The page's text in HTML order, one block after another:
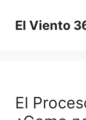
contenido
El Viento
El